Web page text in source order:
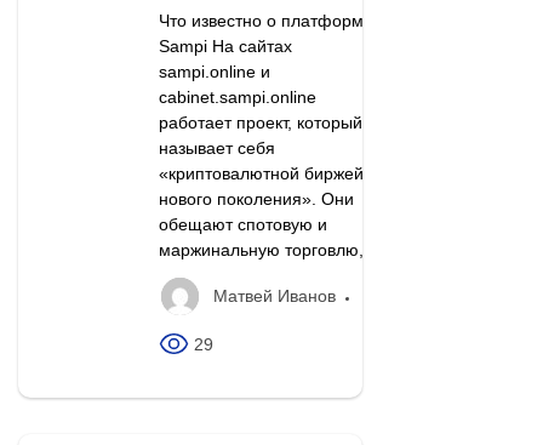
Что известно о платформе
Sampi На сайтах
sampi.online и
cabinet.sampi.online
работает проект, который
называет себя
«криптовалютной биржей
нового поколения». Они
обещают спотовую и
маржинальную торговлю,...
Матвей Иванов
29